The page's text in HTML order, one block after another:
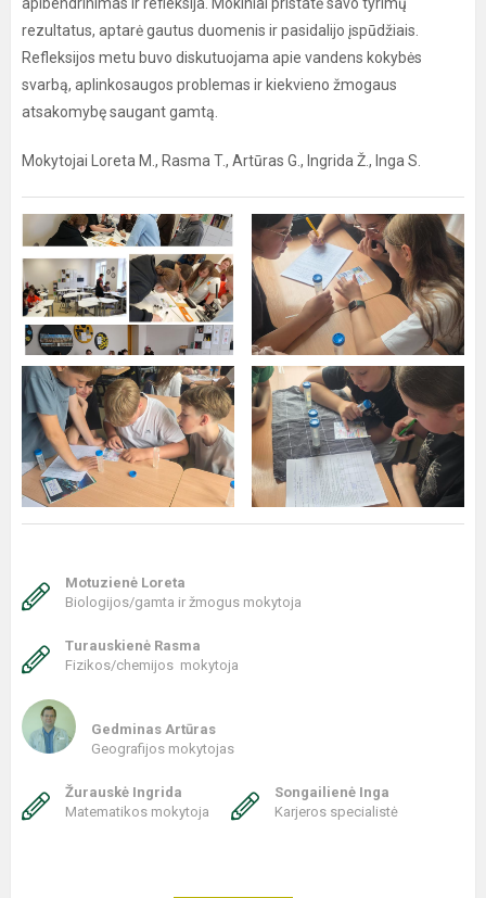
rezultatus, aptarė gautus duomenis ir pasidalijo įspūdžiais.
Refleksijos metu buvo diskutuojama apie vandens kokybės
svarbą, aplinkosaugos problemas ir kiekvieno žmogaus
atsakomybę saugant gamtą.
Mokytojai Loreta M., Rasma T., Artūras G., Ingrida Ž., Inga S.
Motuzienė Loreta
Biologijos/gamta ir žmogus mokytoja
Turauskienė Rasma
Fizikos/chemijos mokytoja
Gedminas Artūras
Geografijos mokytojas
Žurauskė Ingrida
Matematikos mokytoja
Songailienė Inga
Karjeros specialistė